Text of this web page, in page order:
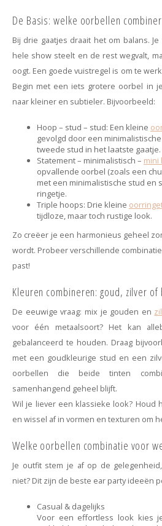
De Basis: welke oorbellen
Bij drie gaatjes draait het om balans.
hele show steelt en de rest wegvalt,
oogt. Een goede vuistregel is om te
Begin met een iets grotere oorbel in
naar kleiner en subtieler. Bijvoorbeeld:
Hoop – stud – stud: Een kleine
gevolgd door een minimalistische
tweede stud in het laatste gaatje.
Statement – minimalistisch – mini
opvallende oorbel (zoals een
met een minimalistische stud en
ringetje.
Triple hoops: Drie kleine
tijdloze, maar toch rustige look.
Zo creëer je een harmonieus geheel
wordt. Probeer verschillende
past!
Kleuren combineren: goud, zilver of
De eeuwige vraag: mix je gouden en
voor één metaalsoort? Het kan
gebalanceerd te houden. Draag
met een goudkleurige stud en een
oorbellen die beide tinten
samenhangend geheel blijft.
Wil je liever een klassieke look? Houd
en wissel af in vormen en texturen om
Welke oorbellen combinatie voor
Je outfit stem je af op de
niet? Dit zijn de beste ear party ideeën
Casual & dagelijks
Voor een effortless look kies